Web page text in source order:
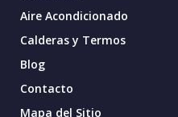
Aire Acondicionado
Calderas y Termos
Blog
Contacto
Mapa del Sitio